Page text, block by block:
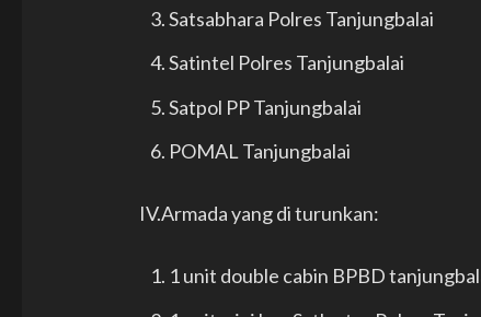
Satsabhara Polres Tanjungbalai
Satintel Polres Tanjungbalai
Satpol PP Tanjungbalai
POMAL Tanjungbalai
IV.Armada yang di turunkan:
1 unit double cabin BPBD